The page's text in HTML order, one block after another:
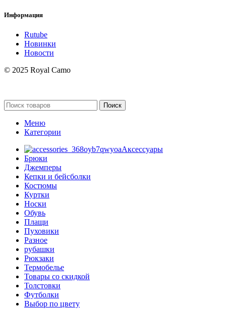
Информация
Rutube
Новинки
Новости
© 2025 Royal Camo
Поиск
Меню
Категории
Аксессуары
Брюки
Джемперы
Кепки и бейсболки
Костюмы
Куртки
Носки
Обувь
Плащи
Пуховики
Разное
рубашки
Рюкзаки
Термобелье
Товары со скидкой
Толстовки
Футболки
Выбор по цвету